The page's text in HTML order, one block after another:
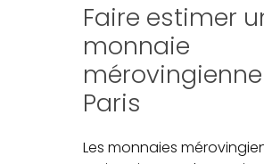
Faire estimer
monnaie
Paris
Les monnaies